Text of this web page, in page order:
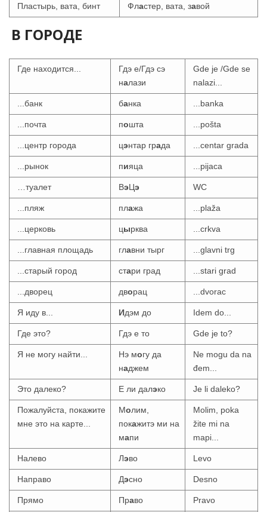
Пластырь, вата, бинт Фластер, вата, завой
В ГОРОДЕ
Где находится...
Гдэ е/Гдэ сэ
налази
Gde je /Gde se
nalazi...
...банк банка ...banka
...почта пошта ...pošta
...центр города цэнтар града ...centar grada
...рынок пияца ...pijaca
…туалет ВэЦэ WC
...пляж плажа ...plaža
...церковь цырква ...crkva
...главная площадь главни тырг ...glavni trg
...старый город стари град ...stari grad
...дворец дворац ...dvorac
Я иду в... Идэм до Idem do...
Где это? Гдэ е то Gde je to?
Я не могу найти... Нэ могу да
наджем
Ne mogu da na
đem...
Это далеко? Е ли далэко Je li daleko?
Пожалуйста, покажите
мне это на карте...
Молим,
покажитэ ми на
мапи
Molim, poka
žite mi na
mapi...
Налево Лэво Levo
Направо Дэсно Desno
Прямо Право Pravo